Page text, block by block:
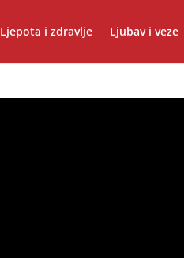
Ljepota i zdravlje Ljubav i veze